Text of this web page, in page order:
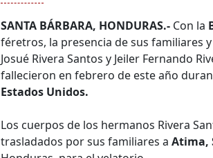
SANTA BÁRBARA, HONDURAS.- Con la
féretros, la presencia de sus familiares
Josué Rivera Santos y Jeiler Fernando
fallecieron en febrero de este año
Estados Unidos.
Los cuerpos de los hermanos Rivera
trasladados por sus familiares a Atima,